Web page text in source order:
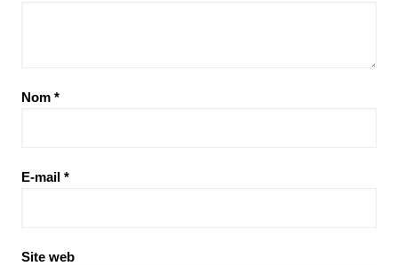
Nom *
E-mail *
Site web